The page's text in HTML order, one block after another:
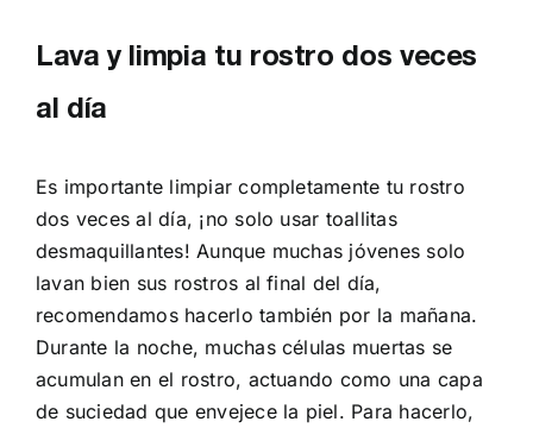
Lava y limpia tu rostro dos veces
al día
Es importante limpiar completamente tu rostro
dos veces al día, ¡no solo usar toallitas
desmaquillantes! Aunque muchas jóvenes solo
lavan bien sus rostros al final del día,
recomendamos hacerlo también por la mañana.
Durante la noche, muchas células muertas se
acumulan en el rostro, actuando como una capa
de suciedad que envejece la piel. Para hacerlo,